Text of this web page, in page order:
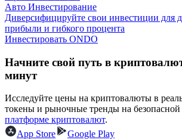
Силовая свинья
Получайте конкурентные награды
Авто Инвестирование
Диверсифицируйте свои инвестиции для
прибыли и гибкого процента
Инвестировать ONDO
Начните свой путь в
минут
Исследуйте цены на криптовалюты в
токены и рыночные тренды на безопасной
платформе криптовалют.
App Store
Google Play